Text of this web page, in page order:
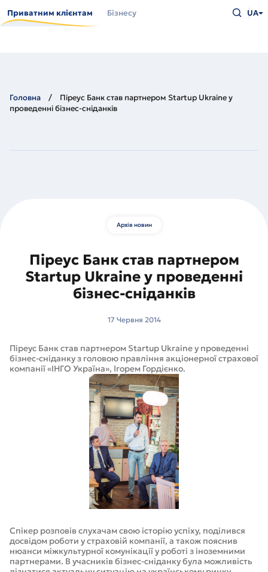
до
основного
Приватним клієнтам Бізнесу
що
UA
Головна
Піреус Банк став партнером Startup Ukraine у
проведенні бізнес-сніданків
Архів новин
Піреус Банк став партнером
Startup Ukraine у проведенні
бізнес-сніданків
17 Червня 2014
Піреус Банк став партнером Startup Ukraine у проведенні
бізнес-сніданку з головою правління акціонерної страхової
компанії «ІНГО Україна», Ігорем Гордієнко.
Спікер розповів слухачам свою історію успіху, поділився
досвідом роботи у страховій компанії, а також пояснив
нюанси міжкультурної комунікації у роботі з іноземними
партнерами. В учасників бізнес-сніданку була можливість